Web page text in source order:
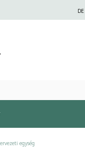
DE
egység